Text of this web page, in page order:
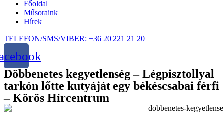
Főoldal
Műsoraink
Hírek
TELEFON/SMS/VIBER: +36 20 221 21 20
Döbbenetes kegyetlenség – Légpisztollyal
tarkón lőtte kutyáját egy békéscsabai férfi
– Körös Hírcentrum